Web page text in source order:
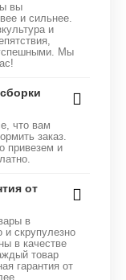
вы
и сильнее.
и
Мы
что вам
заказ.
привезем и
от
в
скрупулезно
в качестве
товар
гарантия от